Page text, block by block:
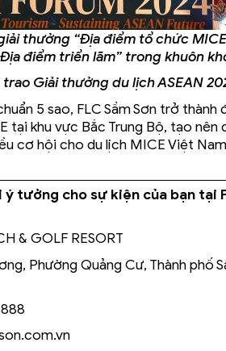
thưởng “Địa điểm tổ chức
Địa điểm triển lãm” trong khuôn
trao Giải thưởng du lịch ASEAN
5 sao, FLC Sầm Sơn trở thành
tại khu vực Bắc Trung Bộ, tạo
cơ hội cho du lịch MICE Việt
tưởng cho sự kiện của bạn tại
& GOLF RESORT
Phường Quảng Cư, Thành phố